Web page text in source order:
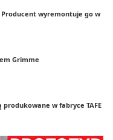
Producent wyremontuje go w
Grimme
produkowane w fabryce TAFE